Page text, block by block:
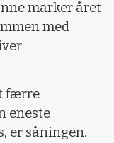
marker året
med
færre
eneste
er såningen.